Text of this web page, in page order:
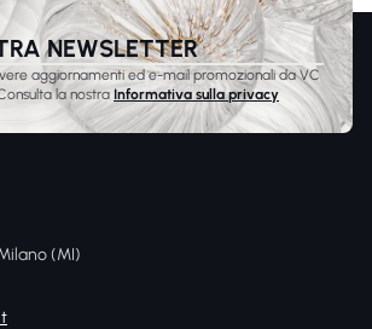
NEWSLETTER
aggiornamenti ed e-mail promozionali da VC
la nostra Informativa sulla privacy
(MI)